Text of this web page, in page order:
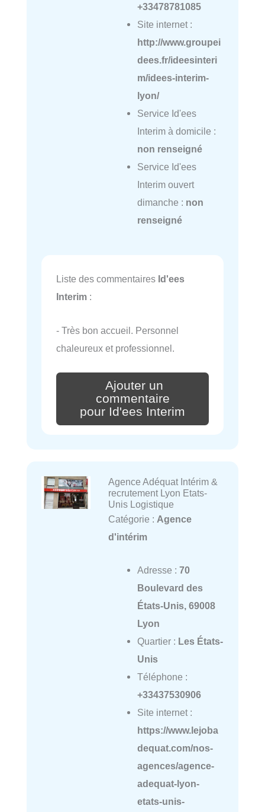
+33478781085
Site internet :
http://www.groupei
dees.fr/ideesinteri
m/idees-interim-
lyon/
Service Id'ees
Interim à domicile :
non renseigné
Service Id'ees
Interim ouvert
dimanche : non
renseigné
Liste des commentaires Id'ees
Interim :
- Très bon accueil. Personnel
chaleureux et professionnel.
Ajouter un
commentaire
pour Id'ees Interim
Agence Adéquat Intérim &
recrutement Lyon Etats-
Unis Logistique
Catégorie : Agence
d'intérim
Adresse : 70
Boulevard des
États-Unis, 69008
Lyon
Quartier : Les États-
Unis
Téléphone :
+33437530906
Site internet :
https://www.lejoba
dequat.com/nos-
agences/agence-
adequat-lyon-
etats-unis-